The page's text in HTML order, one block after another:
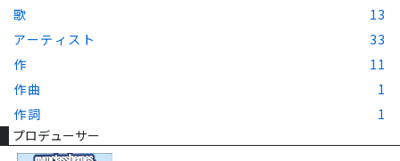
歌
13
アーティスト
33
作
11
作曲
1
作詞
1
プロデューサー